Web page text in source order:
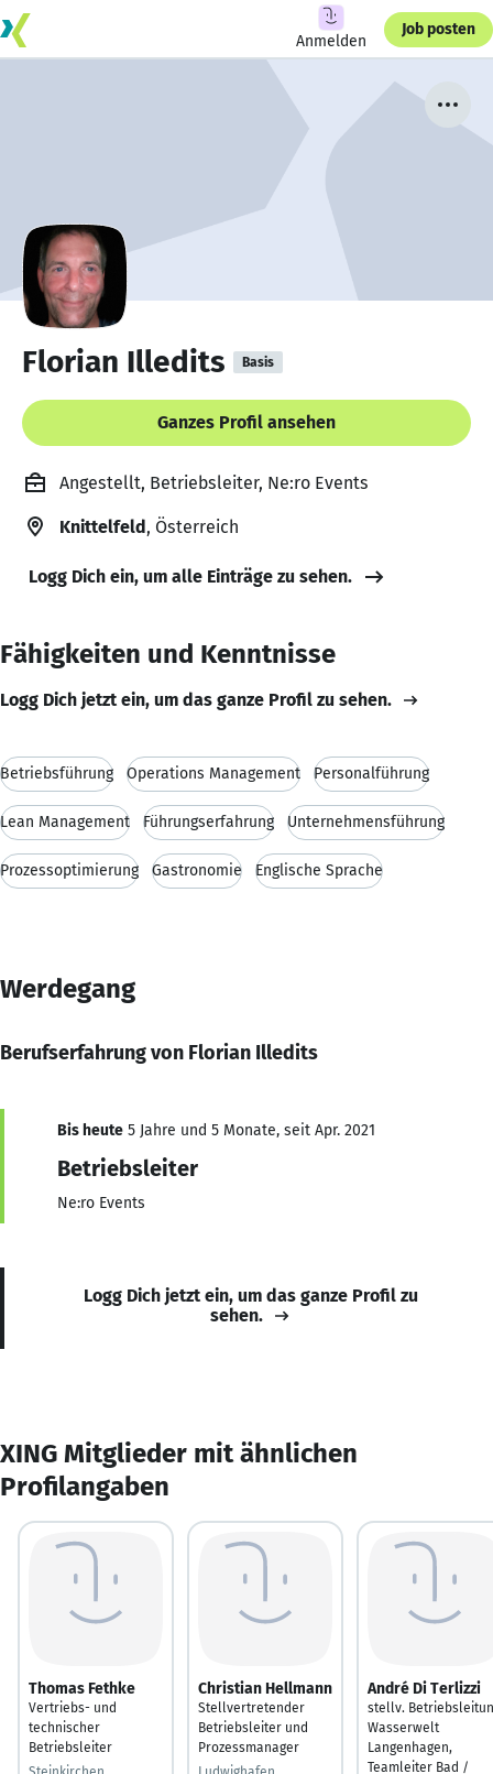
Anmelden
Job posten
Florian Illedits Basis
Ganzes Profil ansehen
Angestellt, Betriebsleiter, Ne:ro Events
Knittelfeld, Österreich
Logg Dich ein, um alle Einträge zu sehen.
Fähigkeiten und Kenntnisse
Logg Dich jetzt ein, um das ganze Profil zu sehen.
Betriebsführung Operations Management Personalführung
Lean Management Führungserfahrung Unternehmensführung
Prozessoptimierung Gastronomie Englische Sprache
Werdegang
Berufserfahrung von Florian Illedits
Bis heute 5 Jahre und 5 Monate, seit Apr. 2021
Betriebsleiter
Ne:ro Events
Logg Dich jetzt ein, um das ganze Profil zu
sehen.
XING Mitglieder mit ähnlichen
Profilangaben
Thomas Fethke
Vertriebs- und
technischer
Betriebsleiter
Christian Hellmann
Stellvertretender
Betriebsleiter und
Prozessmanager
André Di Terlizzi
stellv.
Wasserwelt
Langenhagen,
Teamleiter Bad /